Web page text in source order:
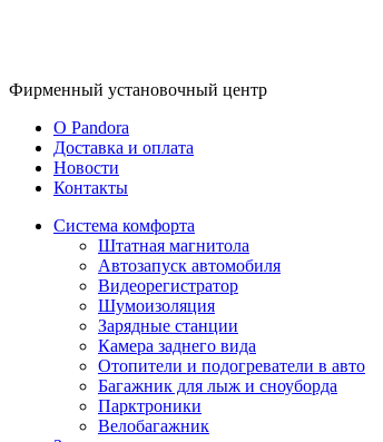
Фирменный установочный центр
O Pandora
Доставка и оплата
Новости
Контакты
Система комфорта
Штатная магнитола
Автозапуск автомобиля
Видеорегистратор
Шумоизоляция
Зарядные станции
Камера заднего вида
Отопители и подогреватели в авто
Багажник для лыж и сноуборда
Парктроники
Велобагажник